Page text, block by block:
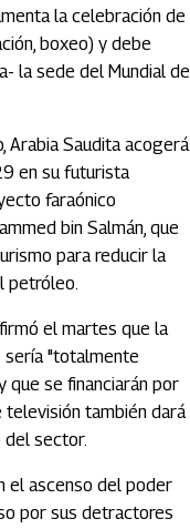
la celebración de
boxeo) y debe
la sede del Mundial de
Arabia Saudita acogerá
en su futurista
faraónico
bin Salmán, que
para reducir la
petróleo.
el martes que la
"totalmente
que se financiarán por
televisión también dará
del sector.
el ascenso del poder
por sus detractores